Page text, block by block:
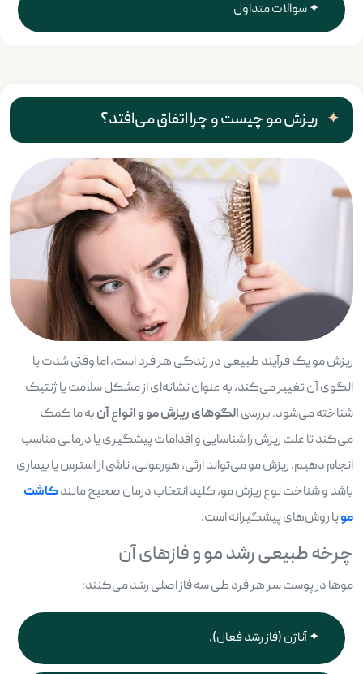
سوالات متداول
ریزش مو چیست و چرا اتفاق می‌افتد؟
ریزش مو یک فرآیند طبیعی در زندگی هر فرد است، اما وقتی شدت یا
الگوی آن تغییر می‌کند، به عنوان نشانه‌ای از مشکل سلامت یا ژنتیک
شناخته می‌شود. بررسیالگوهای ریزش مو و انواع آنبه ما کمک
می‌کند تا علت ریزش را شناسایی و اقدامات پیشگیری یا درمانی مناسب
انجام دهیم. ریزش مو می‌تواند ارثی، هورمونی، ناشی از استرس یا بیماری
باشد و شناخت نوع ریزش مو، کلید انتخاب درمان صحیح مانندکاشت
مویا روش‌های پیشگیرانه است.
چرخه طبیعی رشد مو و فازهای آن
موها در پوست سر هر فرد طی سه فاز اصلی رشد می‌کنند:
آناژن (فاز رشد فعال)،